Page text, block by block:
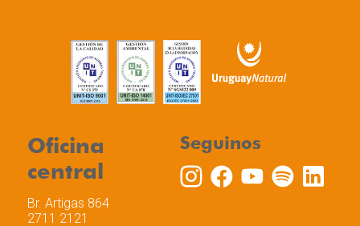
Oficina
central
Br. Artigas 864
2711 2121
Seguinos